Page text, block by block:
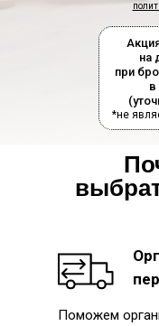
на
при
в
*не
Поможем